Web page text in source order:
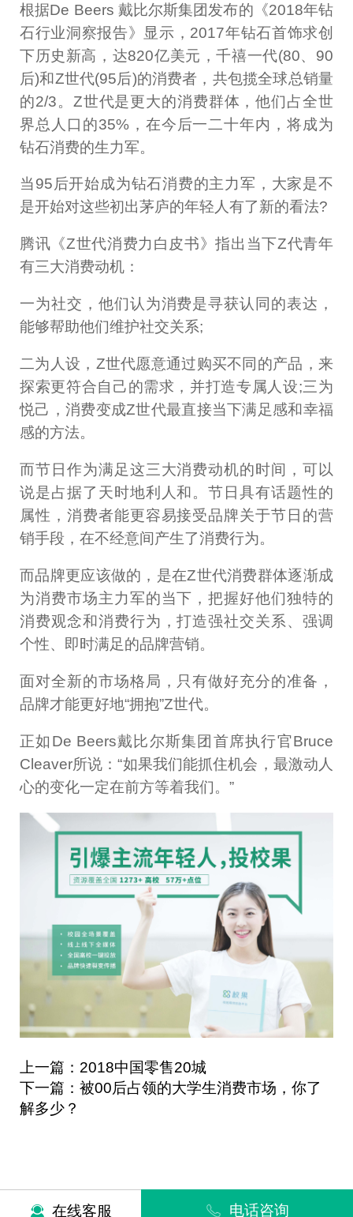
根据De Beers 戴比尔斯集团发布的《2018年钻
石行业洞察报告》显示，2017年钻石首饰求创
下历史新高，达820亿美元，千禧一代(80、90
后)和Z世代(95后)的消费者，共包揽全球总销量
的2/3。Z世代是更大的消费群体，他们占全世
界总人口的35%，在今后一二十年内，将成为
钻石消费的生力军。
当95后开始成为钻石消费的主力军，大家是不
是开始对这些初出茅庐的年轻人有了新的看法?
腾讯《Z世代消费力白皮书》指出当下Z代青年
有三大消费动机：
一为社交，他们认为消费是寻获认同的表达，
能够帮助他们维护社交关系;
二为人设，Z世代愿意通过购买不同的产品，来
探索更符合自己的需求，并打造专属人设;三为
悦己，消费变成Z世代最直接当下满足感和幸福
感的方法。
而节日作为满足这三大消费动机的时间，可以
说是占据了天时地利人和。节日具有话题性的
属性，消费者能更容易接受品牌关于节日的营
销手段，在不经意间产生了消费行为。
而品牌更应该做的，是在Z世代消费群体逐渐成
为消费市场主力军的当下，把握好他们独特的
消费观念和消费行为，打造强社交关系、强调
个性、即时满足的品牌营销。
面对全新的市场格局，只有做好充分的准备，
品牌才能更好地“拥抱”Z世代。
正如De Beers戴比尔斯集团首席执行官Bruce
Cleaver所说：“如果我们能抓住机会，最激动人
心的变化一定在前方等着我们。”
上一篇：2018中国零售20城
下一篇：被00后占领的大学生消费市场，你了
解多少？
在线客服 电话咨询